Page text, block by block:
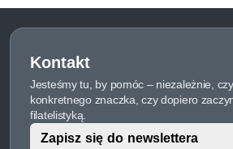
Kontakt
Jesteśmy tu, by pomóc – niezależnie,
konkretnego znaczka, czy dopiero
filatelistyką.
Zapisz się do newslettera